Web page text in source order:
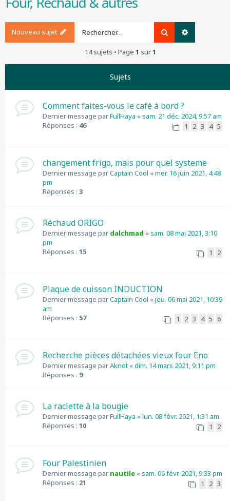
Nouveau sujet Rechercher
14 sujets • Page 1 sur1
Sujets
Comment faites-vous le café à bord ?
Dernier message parFullHaya «sam. 21 déc. 2024, 9:57 am
Réponses : 46 1 2 3 4 5
changement frigo, mais pour quel systeme
Dernier message parCaptain Cool «mer. 16 juin 2021, 4:48
pm
Réponses : 3
Réchaud ORIGO
Dernier message par dalchmad «sam. 08 mai 2021, 3:10
pm
Réponses : 15 1 2
Plaque de cuisson INDUCTION
Dernier message parCaptain Cool «jeu. 06 mai 2021, 10:39
am
Réponses : 57 1 2 3 4 5 6
Recherche pièces détachées vieux four Eno
Dernier message parAknot «dim. 14 mars 2021, 9:11 pm
Réponses : 9
La raclette à la bougie
Dernier message parFullHaya «lun. 08 févr. 2021, 1:31 am
Réponses : 10 1 2
Four Palestinien
Dernier message par nautile «sam. 06 févr. 2021, 9:33 pm
Réponses : 21 1 2 3